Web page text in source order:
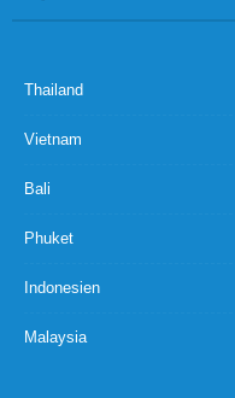
Thailand
Vietnam
Bali
Phuket
Indonesien
Malaysia